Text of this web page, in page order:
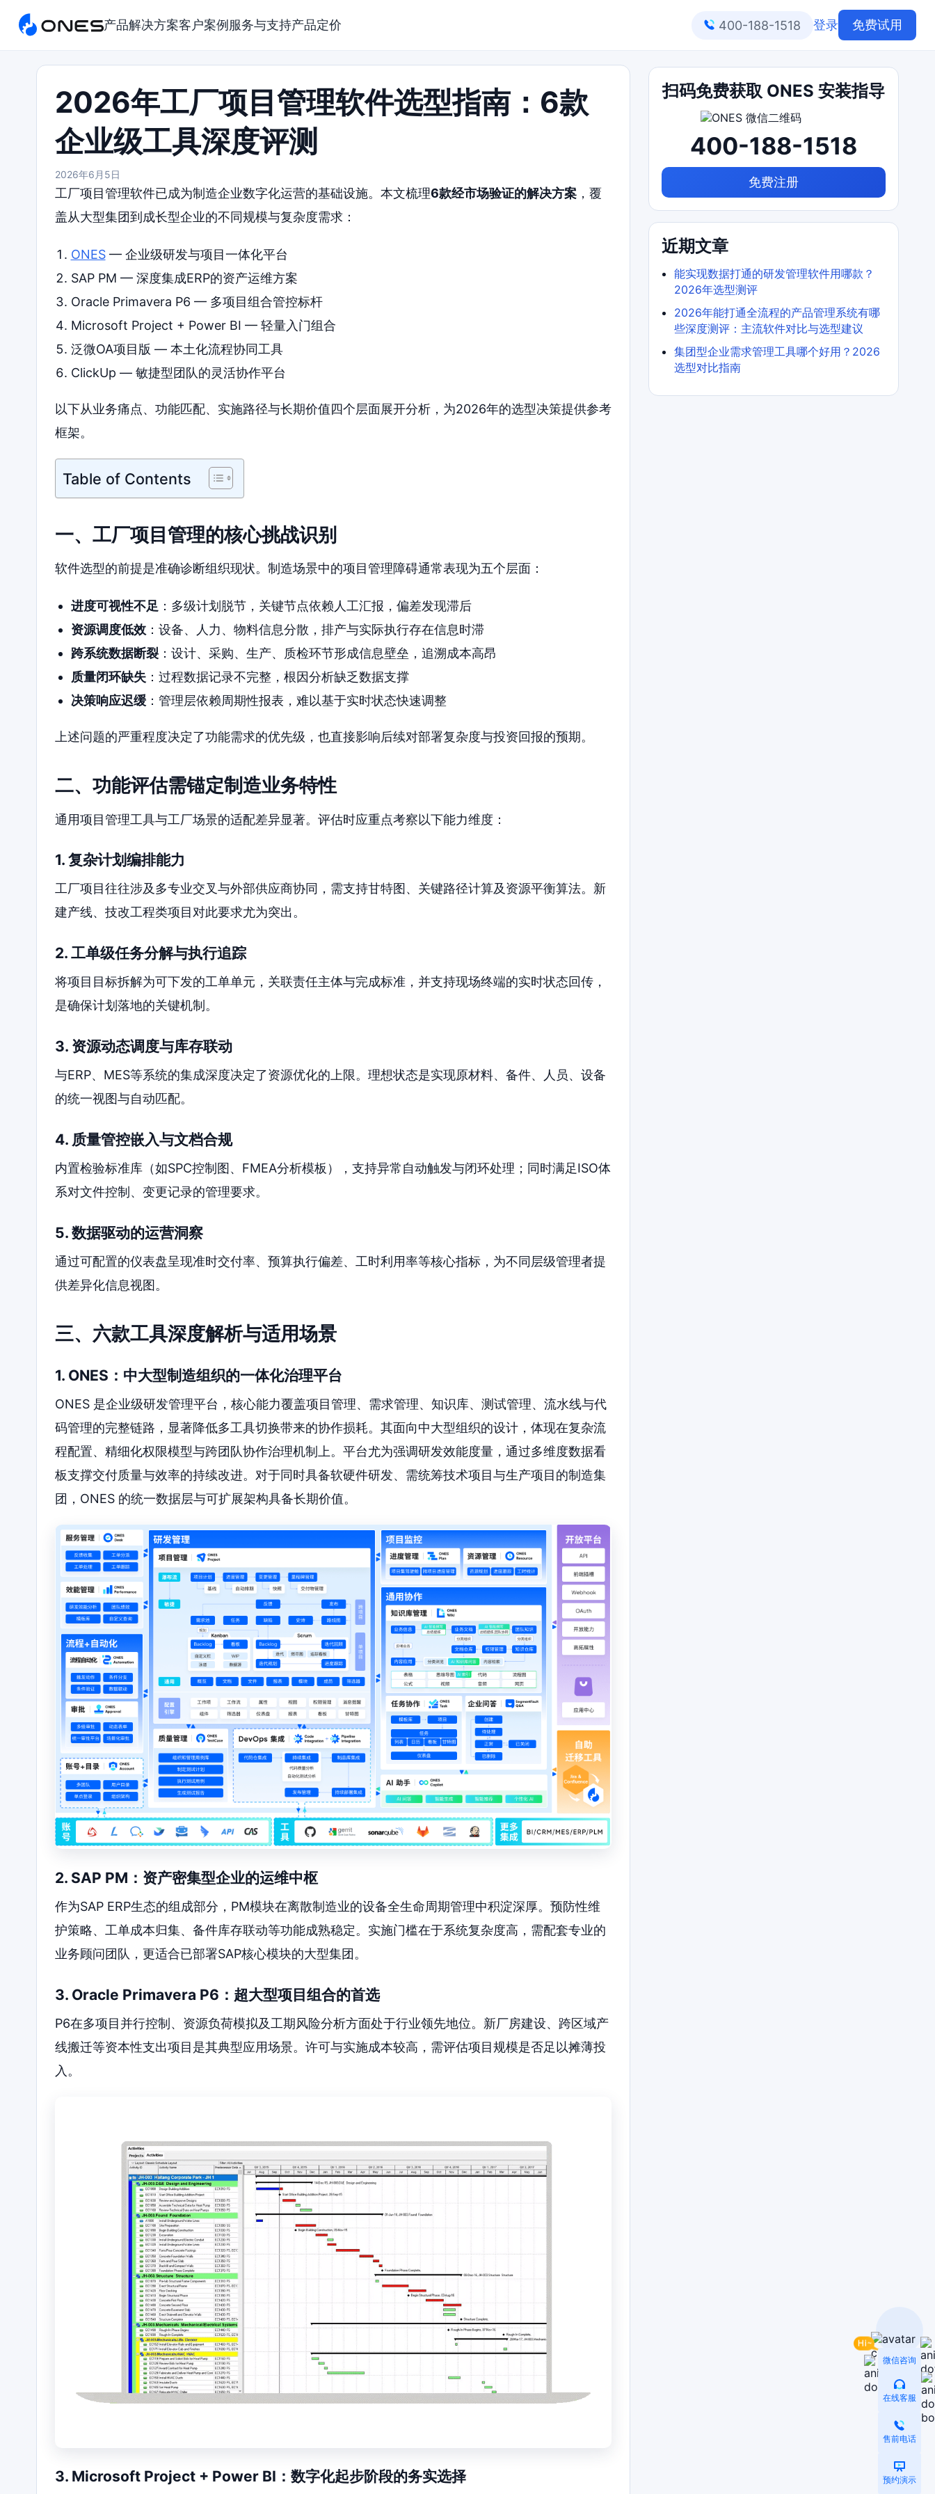
产品解决方案客户案例 服务与支持产品定价 400-188-1518 登录 免费试用
2026年工厂项目管理软件选型指南：6款
企业级工具深度评测
2026年6月5日
工厂项目管理软件已成为制造企业数字化运营的基础设施。本文梳理6款经市场验证的解决方案 ，覆
盖从大型集团到成长型企业的不同规模与复杂度需求：
ONES— 企业级研发与项目一体化平台
SAP PM — 深度集成ERP的资产运维方案
Oracle Primavera P6 — 多项目组合管控标杆
Microsoft Project + Power BI — 轻量入门组合
泛微OA项目版 — 本土化流程协同工具
ClickUp — 敏捷型团队的灵活协作平台
以下从业务痛点、功能匹配、实施路径与长期价值四个层面展开分析，为2026年的选型决策提供参考
框架。
Table of Contents
一、工厂项目管理的核心挑战识别
软件选型的前提是准确诊断组织现状。制造场景中的项目管理障碍通常表现为五个层面：
进度可视性不足 ：多级计划脱节，关键节点依赖人工汇报，偏差发现滞后
资源调度低效：设备、人力、物料信息分散，排产与实际执行存在信息时滞
跨系统数据断裂：设计、采购、生产、质检环节形成信息壁垒，追溯成本高昂
质量闭环缺失：过程数据记录不完整，根因分析缺乏数据支撑
决策响应迟缓：管理层依赖周期性报表，难以基于实时状态快速调整
上述问题的严重程度决定了功能需求的优先级，也直接影响后续对部署复杂度与投资回报的预期。
二、功能评估需锚定制造业务特性
通用项目管理工具与工厂场景的适配差异显著。评估时应重点考察以下能力维度：
1. 复杂计划编排能力
工厂项目往往涉及多专业交叉与外部供应商协同，需支持甘特图、关键路径计算及资源平衡算法。新
建产线、技改工程类项目对此要求尤为突出。
2. 工单级任务分解与执行追踪
将项目目标拆解为可下发的工单单元，关联责任主体与完成标准，并支持现场终端的实时状态回传，
是确保计划落地的关键机制。
3. 资源动态调度与库存联动
与ERP、MES等系统的集成深度决定了资源优化的上限。理想状态是实现原材料、备件、人员、设备
的统一视图与自动匹配。
4. 质量管控嵌入与文档合规
内置检验标准库（如SPC控制图、FMEA分析模板），支持异常自动触发与闭环处理；同时满足ISO体
系对文件控制、变更记录的管理要求。
5. 数据驱动的运营洞察
通过可配置的仪表盘呈现准时交付率、预算执行偏差、工时利用率等核心指标，为不同层级管理者提
供差异化信息视图。
三、六款工具深度解析与适用场景
1. ONES：中大型制造组织的一体化治理平台
ONES 是企业级研发管理平台，核心能力覆盖项目管理、需求管理、知识库、测试管理、流水线与代
码管理的完整链路，显著降低多工具切换带来的协作损耗。其面向中大型组织的设计，体现在复杂流
程配置、精细化权限模型与跨团队协作治理机制上。平台尤为强调研发效能度量，通过多维度数据看
板支撑交付质量与效率的持续改进。对于同时具备软硬件研发、需统筹技术项目与生产项目的制造集
团，ONES 的统一数据层与可扩展架构具备长期价值。
2. SAP PM：资产密集型企业的运维中枢
作为SAP ERP生态的组成部分，PM模块在离散制造业的设备全生命周期管理中积淀深厚。预防性维
护策略、工单成本归集、备件库存联动等功能成熟稳定。实施门槛在于系统复杂度高，需配套专业的
业务顾问团队，更适合已部署SAP核心模块的大型集团。
3. Oracle Primavera P6：超大型项目组合的首选
P6在多项目并行控制、资源负荷模拟及工期风险分析方面处于行业领先地位。新厂房建设、跨区域产
线搬迁等资本性支出项目是其典型应用场景。许可与实施成本较高，需评估项目规模是否足以摊薄投
入。
3. Microsoft Project + Power BI：数字化起步阶段的务实选择
扫码免费获取 ONES 安装指导
400-188-1518
免费注册
近期文章
能实现数据打通的研发管理软件用哪款？
2026年选型测评
2026年能打通全流程的产品管理系统有哪
些深度测评：主流软件对比与选型建议
集团型企业需求管理工具哪个好用？2026
选型对比指南
微信咨询
在线客服
售前电话
预约演示